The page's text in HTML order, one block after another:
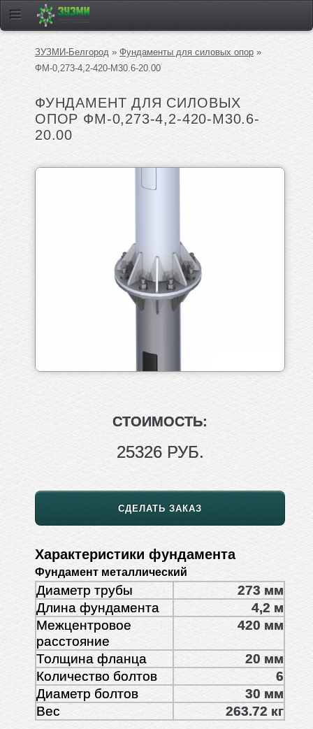
ЗУЗМИ-Белгород » Фундаменты для силовых опор »
ФМ-0,273-4,2-420-М30.6-20.00
ФУНДАМЕНТ ДЛЯ СИЛОВЫХ
ОПОР ФМ-0,273-4,2-420-М30.6-
20.00
СТОИМОСТЬ:
25326 РУБ.
СДЕЛАТЬ ЗАКАЗ
Характеристики фундамента
Фундамент металлический
Диаметр трубы
273 мм
Длина фундамента
4,2 м
Межцентровое
расстояние
420 мм
Толщина фланца
20 мм
Количество болтов
6
Диаметр болтов
30 мм
Вес
263.72 кг